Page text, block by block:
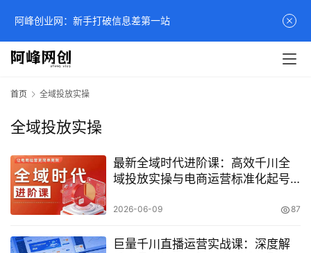
首页 全域投放实操
全域投放实操
最新全域时代进阶课：高效千川全
域投放实操与电商运营标准化起号
2026-06-09 87
巨量千川直播运营实战课：深度解
阿峰创业网：新手打破信息差第一站